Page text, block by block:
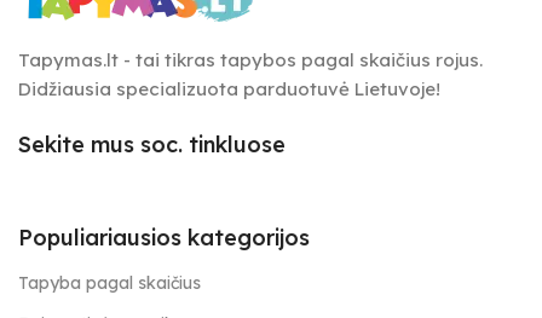
Tapymas.lt - tai tikras tapybos pagal skaičius rojus.
Didžiausia specializuota parduotuvė Lietuvoje!
Sekite mus soc. tinkluose
Populiariausios kategorijos
Tapyba pagal skaičius